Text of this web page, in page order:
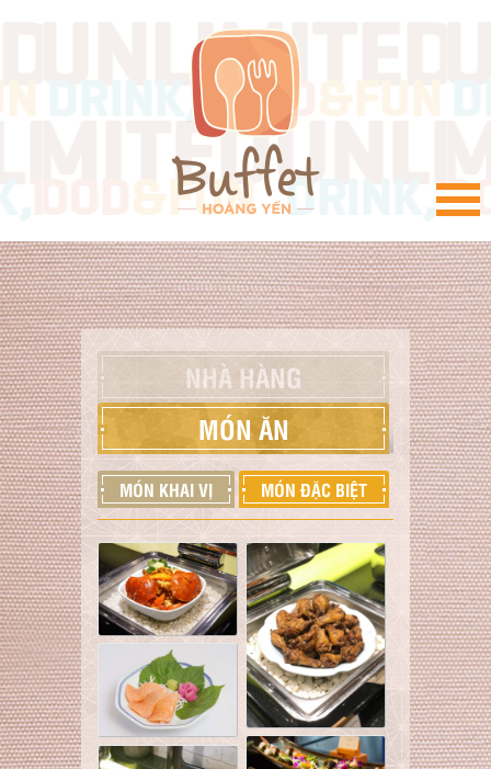
NHÀ HÀNG
MÓN ĂN
MÓN KHAI VỊ MÓN ĐẶC BIỆT